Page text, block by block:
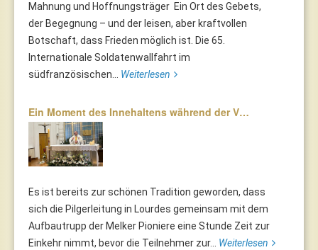
Mahnung und Hoffnungsträger Ein Ort des Gebets,
der Begegnung – und der leisen, aber kraftvollen
Botschaft, dass Frieden möglich ist. Die 65.
Internationale Soldatenwallfahrt im
südfranzösischen... Weiterlesen
Ein Moment des Innehaltens während der V…
Es ist bereits zur schönen Tradition geworden, dass
sich die Pilgerleitung in Lourdes gemeinsam mit dem
Aufbautrupp der Melker Pioniere eine Stunde Zeit zur
Einkehr nimmt, bevor die Teilnehmer zur... Weiterlesen